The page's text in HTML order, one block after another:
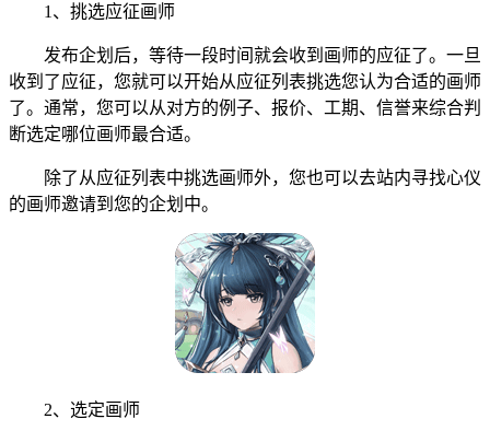
1、挑选应征画师
发布企划后，等待一段时间就会收到画师的应征了。一旦
收到了应征，您就可以开始从应征列表挑选您认为合适的画师
了。通常，您可以从对方的例子、报价、工期、信誉来综合判
断选定哪位画师最合适。
除了从应征列表中挑选画师外，您也可以去站内寻找心仪
的画师邀请到您的企划中。
2、选定画师